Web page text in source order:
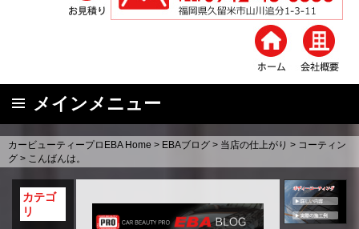
メインメニュー
コ
ン
カービューティープロEBA Home > EBAブログ > 当店の仕上がり > コーティン
グ > こんばんは。
カテゴ
リ